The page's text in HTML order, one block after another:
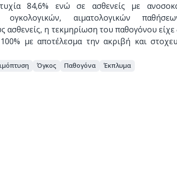
84,6% ενώ σε ασθενείς με
ογκολογικών, αιματολογικών
ασθενείς, η τεκμηρίωση του παθογόνου είχε
με αποτέλεσμα την ακριβή και
Όγκος Παθογόνα Έκπλυμα